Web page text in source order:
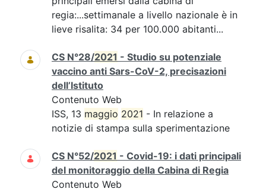
regia:...settimanale a livello nazionale è in
lieve risalita: 34 per 100.000 abitanti...
CS N°28/2021 - Studio su potenziale
vaccino anti Sars-CoV-2, precisazioni
dell’Istituto
Contenuto Web
ISS, 13 maggio 2021 - In relazione a
notizie di stampa sulla sperimentazione
CS N°52/2021 - Covid-19: i dati principali
del monitoraggio della Cabina di Regia
Contenuto Web